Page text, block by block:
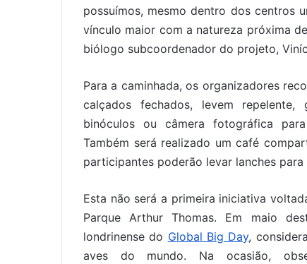
possuímos, mesmo dentro dos centros
vínculo maior com a natureza próxima
biólogo subcoordenador do projeto,
Para a caminhada, os organizadores
calçados fechados, levem
binóculos ou câmera fotográfica
Também será realizado um café
participantes poderão levar lanches
Esta não será a primeira iniciativa
Parque Arthur Thomas. Em maio
londrinense do Global Big Day,
aves do mundo. Na ocasião,